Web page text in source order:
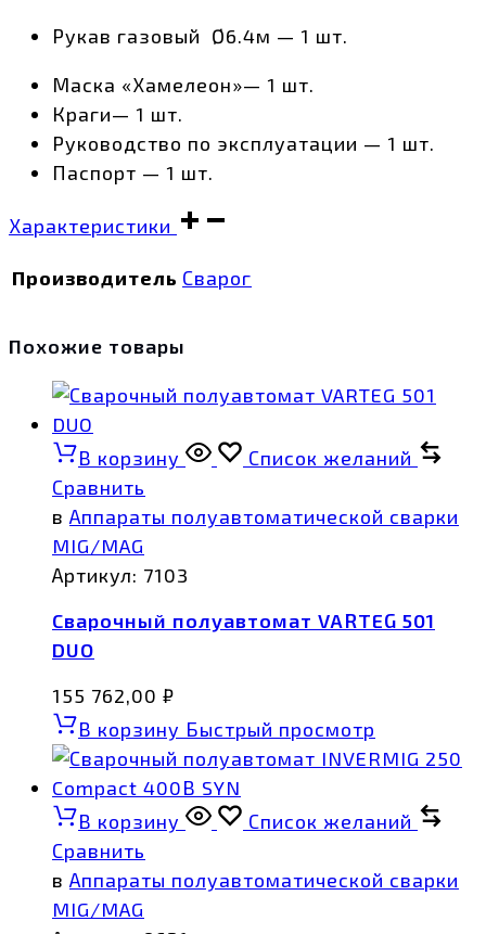
Рукав газовый Ø6.4м — 1 шт.
Маска «Хамелеон»— 1 шт.
Краги— 1 шт.
Руководство по эксплуатации — 1 шт.
Паспорт — 1 шт.
Характеристики
Производитель Сварог
Похожие товары
В корзину
Список желаний
Сравнить
в Аппараты полуавтоматической сварки
MIG/MAG
Артикул: 7103
Сварочный полуавтомат VARTEG 501
DUO
155 762,00 ₽
В корзину Быстрый просмотр
В корзину
Список желаний
Сравнить
в Аппараты полуавтоматической сварки
MIG/MAG